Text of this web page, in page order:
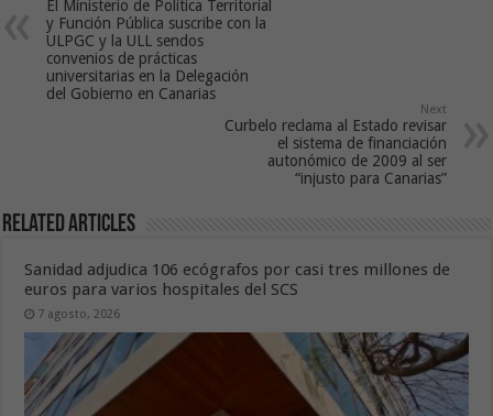
El Ministerio de Política Territorial
y Función Pública suscribe con la
ULPGC y la ULL sendos
convenios de prácticas
universitarias en la Delegación
del Gobierno en Canarias
Next
Curbelo reclama al Estado revisar
el sistema de financiación
autonómico de 2009 al ser
“injusto para Canarias”
Related Articles
Sanidad adjudica 106 ecógrafos por casi tres millones de
euros para varios hospitales del SCS
7 agosto, 2026